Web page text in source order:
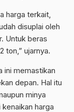
harga terkait,
disuplai oleh
Untuk beras
ton,” ujarnya.
ini memastikan
depan. Hal itu
minya
harga